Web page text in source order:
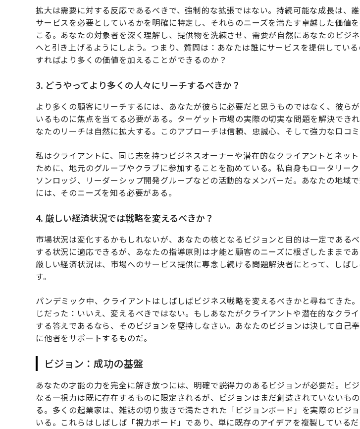
拡大は需要に対する反応であるべきで、強制的な拡張ではない。持続可能な成長は、
サービスを必要としているかを明確に特定し、それらのニーズを満たす卓越した価値
こる。あなたの対象者を深く理解し、提供物を洗練させ、需要が自然にあなたのビジ
へと引き上げるようにしよう。つまり、質問は：あなたは誰にサービスを提供してい
すればより多くの価値を加えることができるのか？
3. どうやってより多くの人々にリーチするべきか？
より多くの顧客にリーチするには、あなたが彼らに必要だと思うものではなく、彼ら
いるものに焦点を当てる必要がある。ターゲット市場の実際の切実な問題を解決でき
なたのリーチは自然に拡大する。このアプローチは信頼、忠誠心、そして強力な口コミ
私はクライアントに、同じ志を持つビジネスオーナーや潜在的なクライアントとネッ
ために、地元のグループやクラブに参加することを勧めている。私自身もロータリー
ソンロッジ、リーダーシップ開発グループなどの活動的なメンバーだ。あなたの地域
には、そのニーズを知る必要がある。
4. 厳しい経済状況では戦略を変えるべきか？
市場状況は変化するかもしれないが、あなたの核となるビジョンと目的は一定である
する状況に適応できるが、あなたの指導原則は才能と顧客のニーズに根ざしたままであ
厳しい経済状況は、市場へのサービス提供に専念し続ける問題解決者にとって、しば
す。
パンデミック中、クライアントはしばしばビジネス戦略を変えるべきかと尋ねてきた
じだった：いいえ、変えるべきではない。もしあなたがクライアントや潜在的なクラ
する答えであるなら、そのビジョンを堅持しなさい。あなたのビジョンは決して自己
に他者をサポートするものだ。
ビジョン：成功の基盤
あなたの才能の力を完全に解き放つには、明確で説得力のあるビジョンが必要だ。ビ
なる—視力は既に存在するものに限定されるが、ビジョンはまだ創造されていないも
る。多くの起業家は、雑誌の切り抜きで満たされた「ビジョンボード」を実際のビジ
いる。これらはしばしば「視力ボード」であり、単に既存のアイデアを複製しているだ